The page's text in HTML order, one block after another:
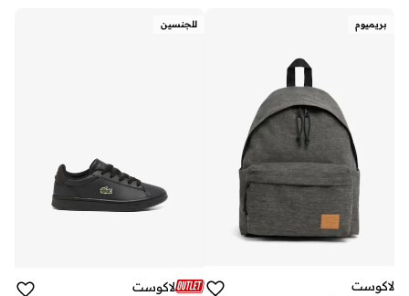
بريميوم
لاكوست
للجنسين
لاكوست